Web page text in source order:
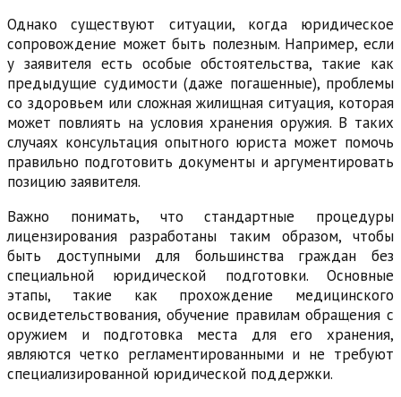
Однако существуют ситуации, когда юридическое
сопровождение может быть полезным. Например, если
у заявителя есть особые обстоятельства, такие как
предыдущие судимости (даже погашенные), проблемы
со здоровьем или сложная жилищная ситуация, которая
может повлиять на условия хранения оружия. В таких
случаях консультация опытного юриста может помочь
правильно подготовить документы и аргументировать
позицию заявителя.
Важно понимать, что стандартные процедуры
лицензирования разработаны таким образом, чтобы
быть доступными для большинства граждан без
специальной юридической подготовки. Основные
этапы, такие как прохождение медицинского
освидетельствования, обучение правилам обращения с
оружием и подготовка места для его хранения,
являются четко регламентированными и не требуют
специализированной юридической поддержки.